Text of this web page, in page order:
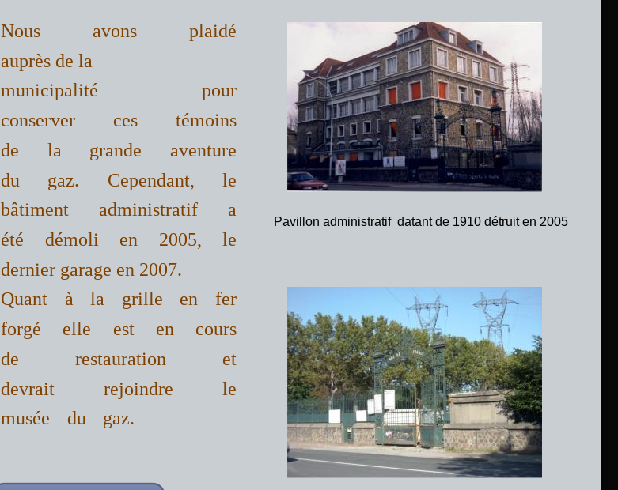
Pavillon administratif  datant de 1910 détruit en 2005
Nous avons plaidé
auprès de la
municipalité pour
conserver ces témoins
de la grande aventure
du gaz. Cependant, le
bâtiment administratif a
été démoli en 2005, le
dernier garage en 2007.
Quant à la grille en fer
forgé elle est en cours
de restauration et
devrait rejoindre le
musée du gaz.